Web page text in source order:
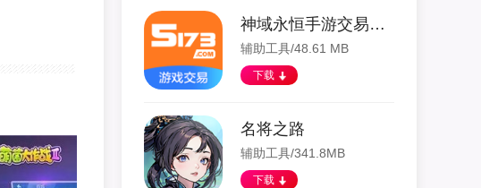
神域永恒手游交易平台 4.0.2 安卓版
辅助工具/48.61 MB
下载
名将之路
辅助工具/341.8MB
下载